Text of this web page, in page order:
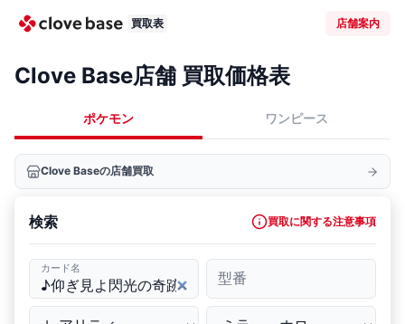
買取表 店舗案内
Clove Base店舗 買取価格表
ポケモン ワンピース
Clove Baseの店舗買取
検索 買取に関する注意事項
カード名
型番